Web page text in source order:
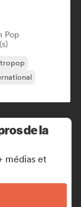
Pop
de la
médias et